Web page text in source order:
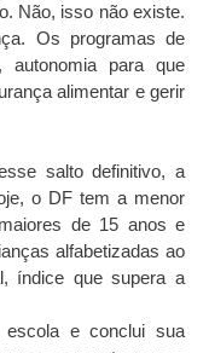
Não, isso não existe.
Os programas de
autonomia para que
alimentar e gerir
salto definitivo, a
o DF tem a menor
de 15 anos e
alfabetizadas ao
índice que supera a
escola e conclui sua